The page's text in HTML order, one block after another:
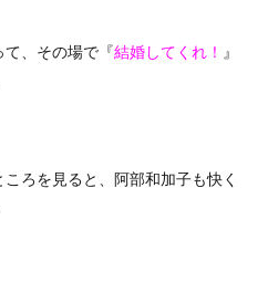
、その場で『結婚してくれ！ 』
ろを見ると、阿部和加子も快く